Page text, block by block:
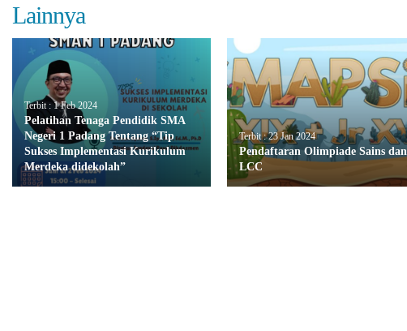
Lainnya
Terbit : 1 Feb 2024
Pelatihan Tenaga Pendidik SMA
Negeri 1 Padang Tentang “Tip
Sukses Implementasi Kurikulum
Merdeka didekolah”
Terbit : 23 Jan 2024
Pendaftaran Olimpiade Sains dan
LCC